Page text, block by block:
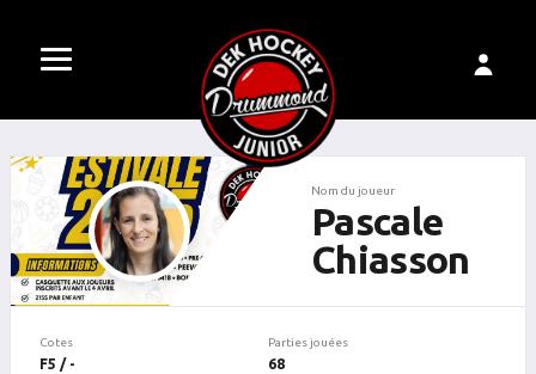
Nom du joueur
Pascale
Chiasson
Cotes
F5 / -
Parties jouées
68